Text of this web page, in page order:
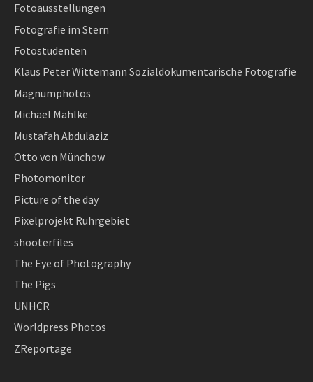
Fotoausstellungen
Fotografie im Stern
Fotostudenten
Klaus Peter Wittemann Sozialdokumentarische Fotografie
Magnumphotos
Michael Mahlke
Mustafah Abdulaziz
Otto von Münchow
Photomonitor
Picture of the day
Pixelprojekt Ruhrgebiet
shooterfiles
The Eye of Photography
The Pigs
UNHCR
Worldpress Photos
ZReportage